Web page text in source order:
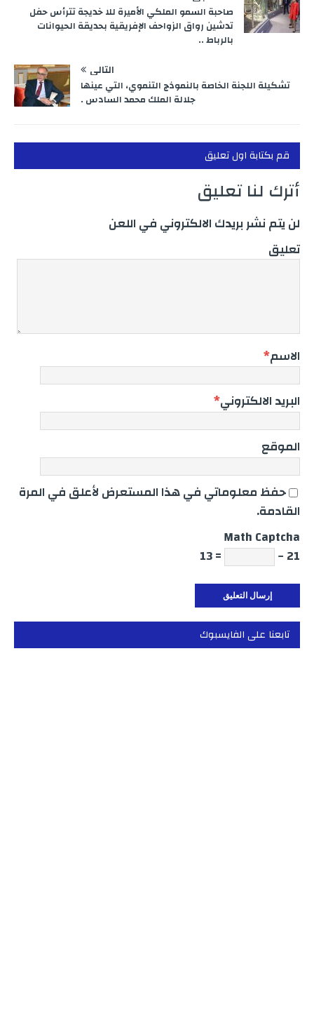
صاحبة السمو الملكي الأميرة للا خديجة تترأس حفل
تدشين رواق الزواحف الإفريقية بحديقة الحيوانات
بالرباط ..
التالي
تشكيلة اللجنة الخاصة بالنموذج التنموي، التي عينها
جلالة الملك محمد السادس .
قم بكتابة اول تعليق
أترك لنا تعليق
لن يتم نشر بريدك الالكتروني في اللعن
تعليق
الاسم*
البريد الالكتروني*
الموقع
حفظ معلوماتي في هذا المستعرض لأعلق في المرة
القادمة.
Math Captcha
21 −
= 13
تابعنا على الفايسبوك